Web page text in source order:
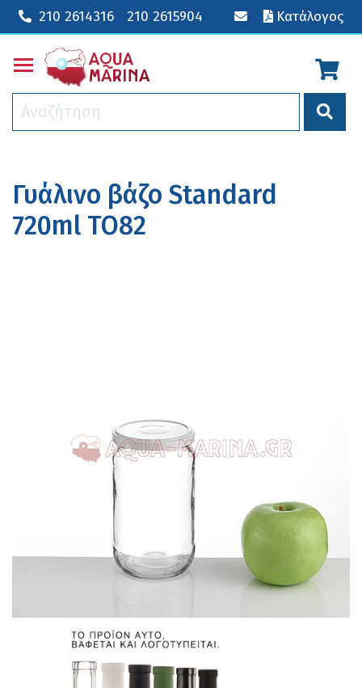
210 2614316 210 2615904 Κατάλογος
Toggle main menu visibility
Γυάλινο βάζο Standard
720ml TO82